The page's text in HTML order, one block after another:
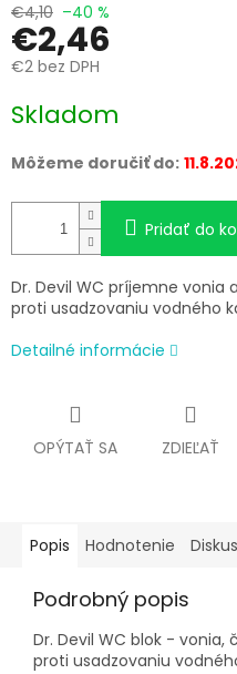
€4,10 –40 %
€2,46
€2 bez DPH
cena:
Skladom
Môžeme doručiť do:
Pridať do
Dr. Devil WC príjemne
proti usadzovaniu vodného
Detailné informácie
OPÝTAŤ SA ZDIEĽAŤ
Popis Hodnotenie
Podrobný popis
Dr. Devil WC blok -
proti usadzovaniu